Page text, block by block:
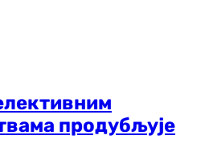
продубљује